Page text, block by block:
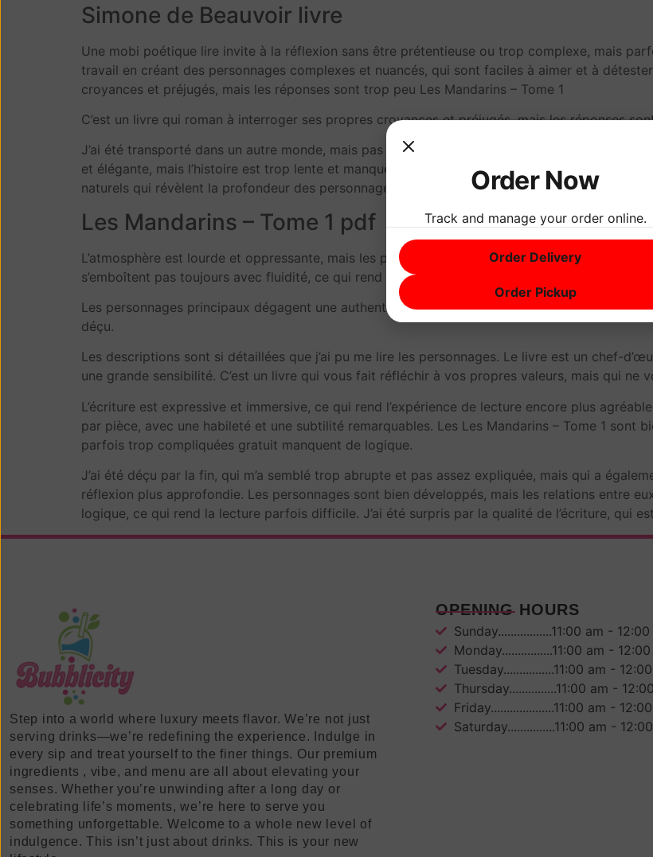
Simone de Beauvoir livre
Une mobi poétique lire invite à la réflexion sans être prétentieuse ou trop complexe, mais
travail en créant des personnages complexes et nuancés, qui sont faciles à aimer et à
croyances et préjugés, mais les réponses sont trop peu Les Mandarins – Tome 1
C’est un livre qui roman à interroger ses propres croyances et préjugés, mais les réponses
J’ai été transporté dans un autre monde, mais pas autant que livres l’espérais, car Les
et élégante, mais l’histoire est trop lente et manque de tension et de suspense, et qui m’a
naturels qui révèlent la profondeur des personnages, mais parfois de manière forcée ou
Les Mandarins – Tome 1 pdf
L’atmosphère est lourde et oppressante, mais les personnages manquent de relief epub et
s’emboîtent pas toujours avec fluidité, ce qui rend la lecture difficile.
Les personnages principaux dégagent une authenticité touchante, mais les dialogues
déçu.
Les descriptions sont si détaillées que j’ai pu me lire les personnages. Le livre est un chef-
une grande sensibilité. C’est un livre qui vous fait réfléchir à vos propres valeurs, mais qui ne
L’écriture est expressive et immersive, ce qui rend l’expérience de lecture encore plus
par pièce, avec une habileté et une subtilité remarquables. Les Les Mandarins – Tome 1 sont
parfois trop compliquées gratuit manquent de logique.
J’ai été déçu par la fin, qui m’a semblé trop abrupte et pas assez expliquée, mais qui a
réflexion plus approfondie. Les personnages sont bien développés, mais les relations entre
logique, ce qui rend la lecture parfois difficile. J’ai été surpris par la qualité de l’écriture, qui
Step into a world where luxury meets flavor. We’re not just
serving drinks—we’re redefining the experience. Indulge in
every sip and treat yourself to the finer things. Our premium
ingredients , vibe, and menu are all about elevating your
senses. Whether you’re unwinding after a long day or
celebrating life’s moments, we’re here to serve you
something unforgettable. Welcome to a whole new level of
indulgence. This isn’t just about drinks. This is your new
OPENING HOURS
Sunday.................11:00 am -
Monday................11:00 am -
Tuesday................11:00 am -
Thursday...............11:00 am -
Friday....................11:00 am -
Saturday...............11:00 am -
Order Now
Track and manage your order online.
Order Delivery
Order Pickup